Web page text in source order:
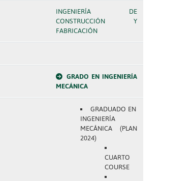
INGENIERÍA DE
CONSTRUCCIÓN Y
FABRICACIÓN
GRADO EN INGENIERÍA
MECÁNICA
GRADUADO EN
INGENIERÍA
MECÁNICA (PLAN
2024)
CUARTO
COURSE